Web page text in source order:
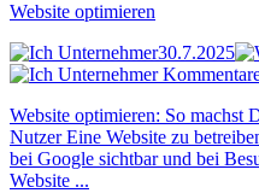
Website optimieren
30.7.2025
Website optimieren: So
Nutzer Eine Website zu
bei Google sichtbar und bei
Website ...